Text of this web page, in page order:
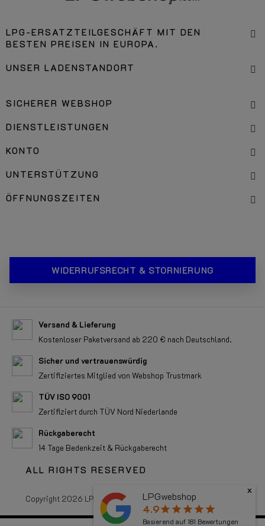
LPG-ERSATZTEILGESCHÄFT MIT DEN
BESTEN PREISEN IN EUROPA.
UNSER LADENSTANDORT
SICHERER WEBSHOP
DIENSTLEISTUNGEN
KONTO
UNTERSTÜTZUNG
ÖFFNUNGSZEITEN
WIDERRUFSRECHT & STORNIERUNG
Versand & Lieferung
Kostenloser Paketversand ab 220 € nach Deutschland.
Sicher und vertrauenswürdig
Zertifiziertes Mitglied von Webshop Trustmark
TÜV ISO 9001
Zertifiziert durch TÜV Nord Niederlande
Rückgaberecht
14 Tage Bedenkzeit & Rückgaberecht
ALL RIGHTS RESERVED
Copyright 2026 LPGwebshop.com - Alle Rechte vorbehalten.
LPGwebshop
4.9star star star star star
Basierend auf 181 Bewertungen
x